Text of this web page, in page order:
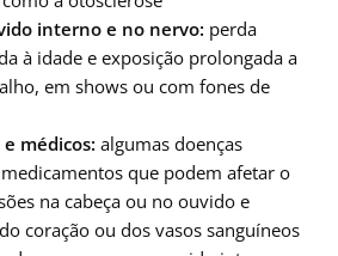
interno e no nervo: perda
à idade e exposição prolongada a
em shows ou com fones de
médicos: algumas doenças
que podem afetar o
na cabeça ou no ouvido e
coração ou dos vasos sanguíneos